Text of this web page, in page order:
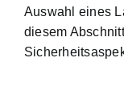
Auswahl eines
diesem